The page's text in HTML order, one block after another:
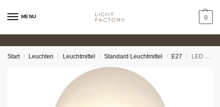
MENU 0
Start / Leuchten / Leuchtmittel / Standard Leuchtmittel / E27 / LED Tropfen matt 4,7W (≈40W) dimmbar Ø6cm